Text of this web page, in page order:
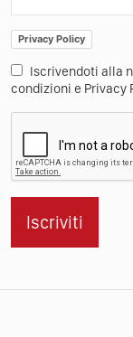
Privacy Policy
Iscrivendoti alla
condizioni e Privacy
Iscriviti